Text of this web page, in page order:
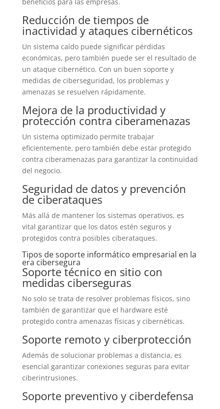
Reducción de tiempos de
inactividad y ataques cibernéticos
Un sistema caído puede significar pérdidas
económicas, pero también puede ser el resultado de
un ataque cibernético. Con un buen soporte y
medidas de ciberseguridad, los problemas y
amenazas se resuelven rápidamente.
Mejora de la productividad y
protección contra ciberamenazas
Un sistema optimizado permite trabajar
eficientemente, pero también debe estar protegido
contra ciberamenazas para garantizar la continuidad
del negocio.
Seguridad de datos y prevención
de ciberataques
Más allá de mantener los sistemas operativos, es
vital garantizar que los datos estén seguros y
protegidos contra posibles ciberataques.
Tipos de soporte informático empresarial en la
era cibersegura
Soporte técnico en sitio con
medidas ciberseguras
No solo se trata de resolver problemas físicos, sino
también de garantizar que el hardware esté
protegido contra amenazas físicas y cibernéticas.
Soporte remoto y ciberprotección
Además de solucionar problemas a distancia, es
esencial garantizar conexiones seguras para evitar
ciberintrusiones.
Soporte preventivo y ciberdefensa